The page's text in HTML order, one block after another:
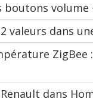
boutons volume
valeurs dans
ZigBee :
dans